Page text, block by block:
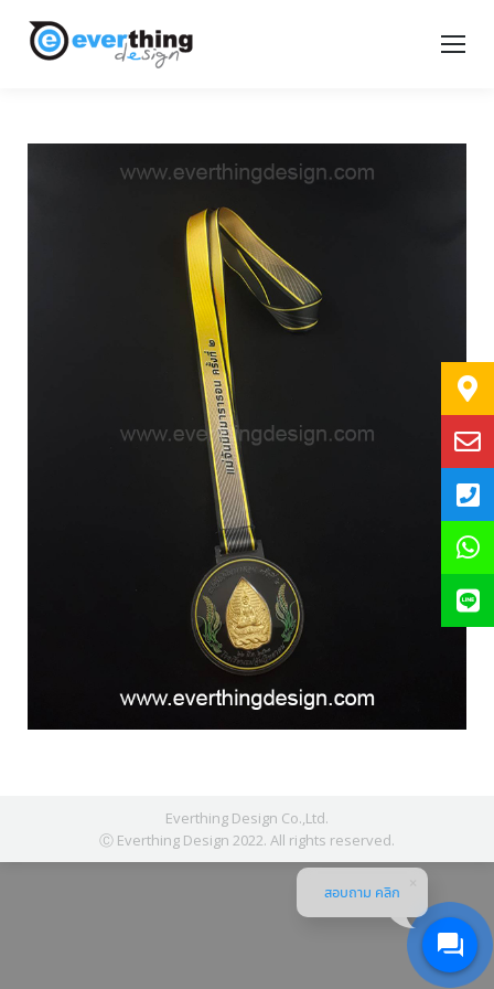
Everthing Design Co.,Ltd.
Ⓒ Everthing Design 2022. All rights reserved.
สอบถาม คลิก